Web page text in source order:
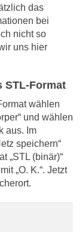
das
bei
nicht so
uns hier
STL-Format
wählen
und wählen
aus. Im
speichern“
„STL (binär)“
„O. K.“. Jetzt